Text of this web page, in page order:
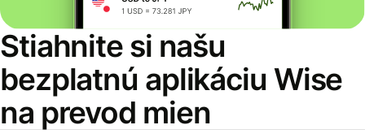
Stiahnite si našu
bezplatnú aplikáciu Wise
na prevod mien